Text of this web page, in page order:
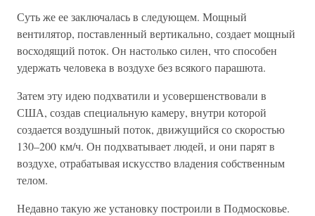
Суть же ее заключалась в следующем. Мощный
вентилятор, поставленный вертикально, создает мощный
восходящий поток. Он настолько силен, что способен
удержать человека в воздухе без всякого парашюта.
Затем эту идею подхватили и усовершенствовали в
США, создав специальную камеру, внутри которой
создается воздушный поток, движущийся со скоростью
130–200 км/ч. Он подхватывает людей, и они парят в
воздухе, отрабатывая искусство владения собственным
телом.
Недавно такую же установку построили в Подмосковье.